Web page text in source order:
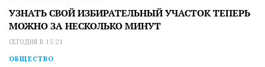
УЗНАТЬ СВОЙ ИЗБИРАТЕЛЬНЫЙ УЧАСТОК ТЕПЕРЬ
МОЖНО ЗА НЕСКОЛЬКО МИНУТ
СЕГОДНЯ В 15:21
ОБЩЕСТВО